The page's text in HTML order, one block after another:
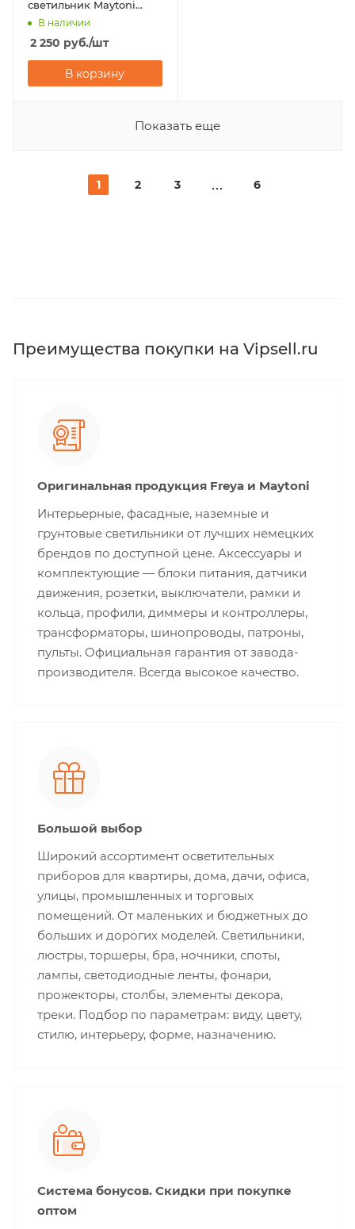
светильник Maytoni
Zoom DL034-2-L8B
В наличии
2 250 руб./шт
В корзину
Показать еще
1 2 3 6
Преимущества покупки на Vipsell.ru
Оригинальная продукция Freya и Maytoni
Интерьерные, фасадные, наземные и
грунтовые светильники от лучших немецких
брендов по доступной цене. Аксессуары и
комплектующие — блоки питания, датчики
движения, розетки, выключатели, рамки и
кольца, профили, диммеры и контроллеры,
трансформаторы, шинопроводы, патроны,
пульты. Официальная гарантия от завода-
производителя. Всегда высокое качество.
Большой выбор
Широкий ассортимент осветительных
приборов для квартиры, дома, дачи, офиса,
улицы, промышленных и торговых
помещений. От маленьких и бюджетных до
больших и дорогих моделей. Светильники,
люстры, торшеры, бра, ночники, споты,
лампы, светодиодные ленты, фонари,
прожекторы, столбы, элементы декора,
треки. Подбор по параметрам: виду, цвету,
стилю, интерьеру, форме, назначению.
Система бонусов. Скидки при покупке
оптом